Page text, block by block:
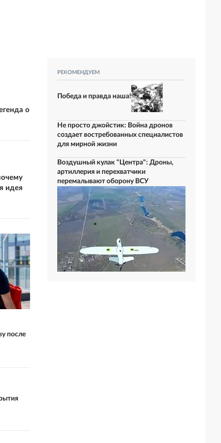
о
идея
после
РЕКОМЕНДУЕМ
Победа и правда наша!
Не просто джойстик: Война дронов
создает востребованных специалистов
для мирной жизни
Воздушный кулак "Центра": Дроны,
артиллерия и перехватчики
перемалывают оборону ВСУ